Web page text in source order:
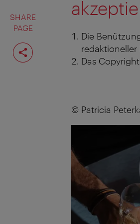
SHARE
PAGE
Share
page
Die
Das
© Patricia